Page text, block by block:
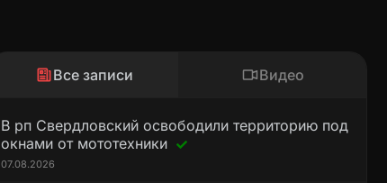
Все записи Видео
В рп Свердловский освободили территорию под
окнами от мототехники
07.08.2026